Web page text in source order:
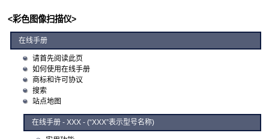
<彩色图像扫描仪>
在线手册
请首先阅读此页
如何使用在线手册
商标和许可协议
搜索
站点地图
在线手册- XXX - (“XXX”表示型号名称)